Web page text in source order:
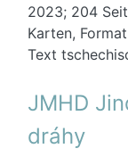
2023; 204
Karten,
Text
JMHD
dráhy